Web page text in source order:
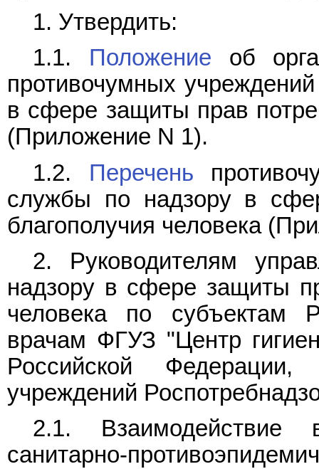
1. Утвердить:
1.1. Положение об
противочумных
в сфере защиты прав
(Приложение N 1).
1.2. Перечень
службы по надзору в
благополучия человека
2. Руководителям
надзору в сфере защиты
человека по субъектам
врачам ФГУЗ "Центр
Российской Федерации,
учреждений
2.1. Взаимодействие
санитарно-